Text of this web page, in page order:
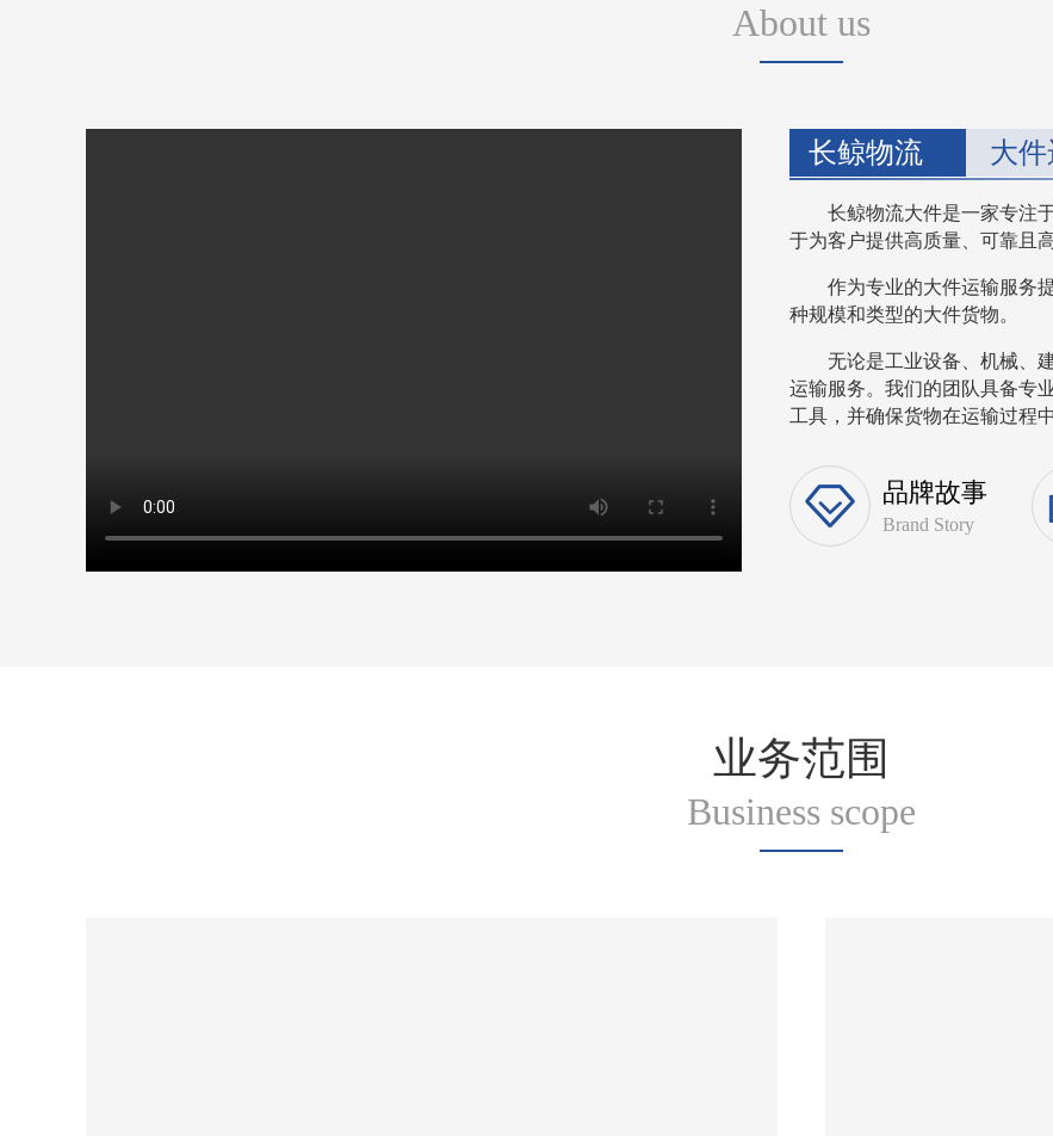
About us
长鲸物流 大
长鲸物流大件是一家专注
于为客户提供高质量、可靠且
作为专业的大件运输服务
种规模和类型的大件货物。
无论是工业设备、机械、
运输服务。我们的团队具备专
工具，并确保货物在运输过程
品牌故事
Brand Story
业务范围
Business scope